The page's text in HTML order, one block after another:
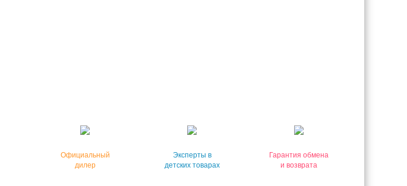
Официальный
дилер
Эксперты в
детских товарах
Гарантия обмена
и возврата